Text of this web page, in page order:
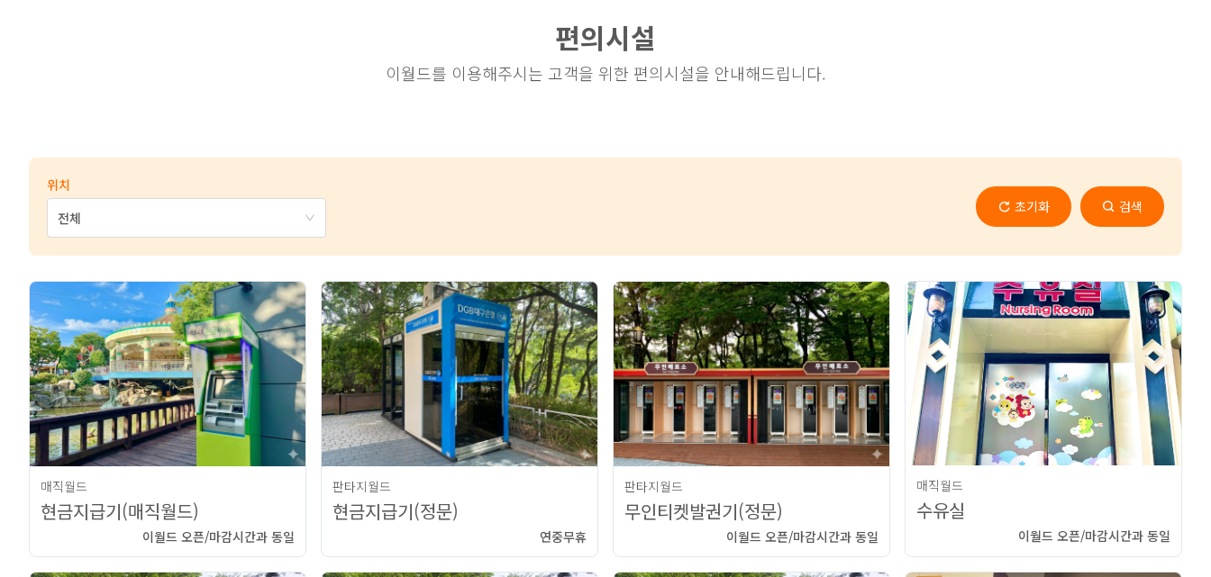
편의시설
이월드를 이용해주시는 고객을 위한 편의시설을 안내해드립니다.
위치
전체
초기화 검색
매직월드
현금지급기(매직월드)
이월드 오픈/마감시간과 동일
판타지월드
현금지급기(정문)
연중무휴
판타지월드
무인티켓발권기(정문)
이월드 오픈/마감시간과 동일
매직월드
수유실
이월드 오픈/마감시간과 동일